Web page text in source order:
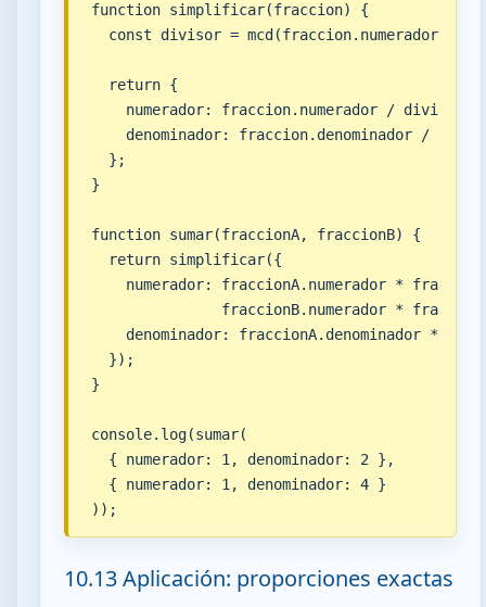
function simplificar(fraccion) {
const divisor = mcd(fraccion.numerador,
  return {
    numerador: fraccion.numerador / divisor,
denominador: fraccion.denominador /
  };
}
function sumar(fraccionA, fraccionB) {
  return simplificar({
numerador: fraccionA.numerador *
fraccionB.numerador *
denominador: fraccionA.denominador *
  });
}
console.log(sumar(
  { numerador: 1, denominador: 2 },
  { numerador: 1, denominador: 4 }
));
10.13 Aplicación: proporciones exactas